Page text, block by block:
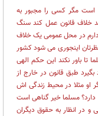
است مگر کسی را مجبور به
خلاف قانون عمل کند سنگ
در محل عمومی یک خلاف
اینجوری می شود کشور
باور نکند این حکم الهی
طبق قانون در خارج از
او مثلا در محیط زندگی اش
مسلما خیر گناهی است
در انظار به حقوق دیگران